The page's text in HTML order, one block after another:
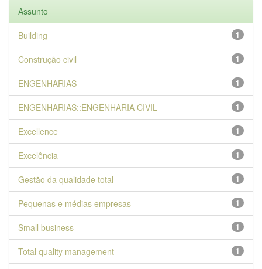
Assunto
1
Building
1
Construção civil
1
ENGENHARIAS
1
ENGENHARIAS::ENGENHARIA CIVIL
1
Excellence
1
Excelência
1
Gestão da qualidade total
1
Pequenas e médias empresas
1
Small business
1
Total quality management